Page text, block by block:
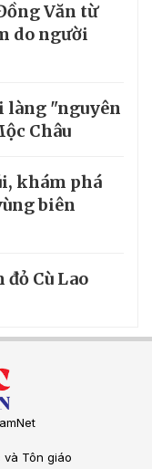
Văn từ
do người
làng "nguyên
Châu
khám phá
biên
Cù Lao
và Tôn giáo